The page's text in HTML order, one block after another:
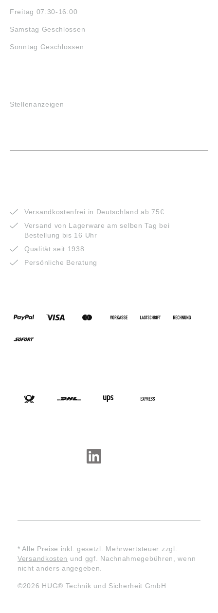
Freitag 07:30-16:00
Samstag Geschlossen
Sonntag Geschlossen
Stellenanzeigen
Versandkostenfrei in Deutschland ab 75€
Versand von Lagerware am selben Tag bei
Bestellung bis 16 Uhr
Qualität seit 1938
Persönliche Beratung
* Alle Preise inkl. gesetzl. Mehrwertsteuer zzgl.
Versandkosten und ggf. Nachnahmegebühren, wenn
nicht anders angegeben.
©2026 HUG® Technik und Sicherheit GmbH